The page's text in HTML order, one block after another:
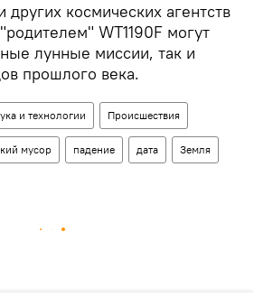
космических агентств
WT1190F могут
лунные миссии, так и
прошлого века.
и технологии Происшествия
мусор падение дата Земля